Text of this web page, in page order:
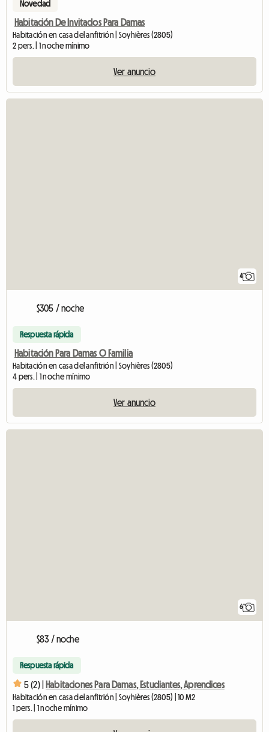
Novedad
Habitación De Invitados Para Damas
Habitación en casa del anfitrión | Soyhières (2805)
2 pers. | 1 noche mínimo
Ver anuncio
4
$305 / noche
Respuesta rápida
Habitación Para Damas O Familia
Habitación en casa del anfitrión | Soyhières (2805)
4 pers. | 1 noche mínimo
Ver anuncio
6
$83 / noche
Respuesta rápida
5 (2) | Habitaciones Para Damas, Estudiantes, Aprendices
Habitación en casa del anfitrión | Soyhières (2805) | 10 M2
1 pers. | 1 noche mínimo